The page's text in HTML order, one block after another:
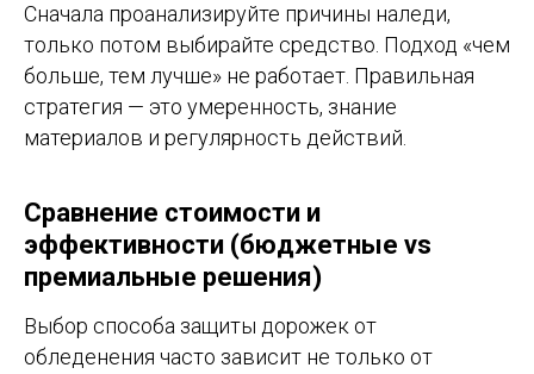
Сначала проанализируйте причины наледи,
только потом выбирайте средство. Подход «чем
больше, тем лучше» не работает. Правильная
стратегия — это умеренность, знание
материалов и регулярность действий.
Сравнение стоимости и
эффективности (бюджетные vs
премиальные решения)
Выбор способа защиты дорожек от
обледенения часто зависит не только от